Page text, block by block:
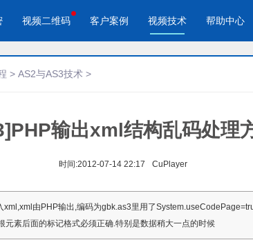
播云 | 企业视频轻松上云
费稳定无广告视频云服务
酷播云视频
自动生成视频
视频二维码
传
频来展示产品新功能、新特
教学网站
报
景的工作汇报、年度总结、
目
体育培训
体育运动、体育赛事教
客户案例 视频技术 帮助中心
> AS2与AS3技术 >
输出xml结构乱码处理
时间:2012-07-14 22:17 CuPlayer
xml,xml由PHP输出,编码为gbk.as3里用了
元素后面的标记格式必须正确.特别是数据稍大一点的时候